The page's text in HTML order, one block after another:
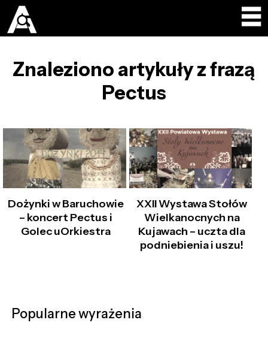
Znaleziono artykuły z frazą
Pectus
Dożynki w Baruchowie
– koncert Pectus i
Golec uOrkiestra
XXII Wystawa Stołów
Wielkanocnych na
Kujawach – uczta dla
podniebienia i uszu!
Popularne wyrażenia